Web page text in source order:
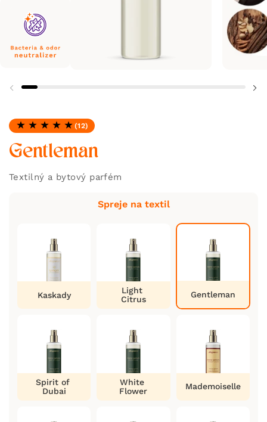
Hodnotenie: 4.92 z 5
(12)
Gentleman
Textilný a bytový parfém
Spreje na textil
Kaskady
Light
Citrus
Gentleman
Spirit of
Dubai
White
Flower
Mademoiselle